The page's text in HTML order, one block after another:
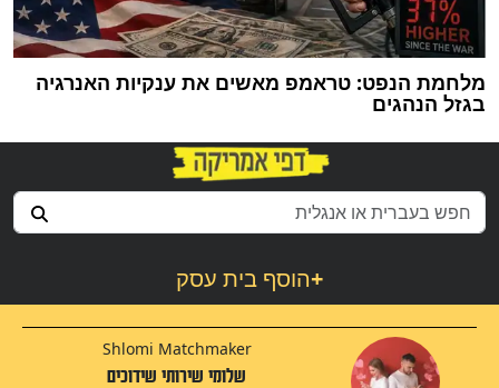
מלחמת הנפט: טראמפ מאשים את ענקיות האנרגיה
בגזל הנהגים
הוסף בית עסק+
Shlomi Matchmaker
שלומי שירותי שידוכים